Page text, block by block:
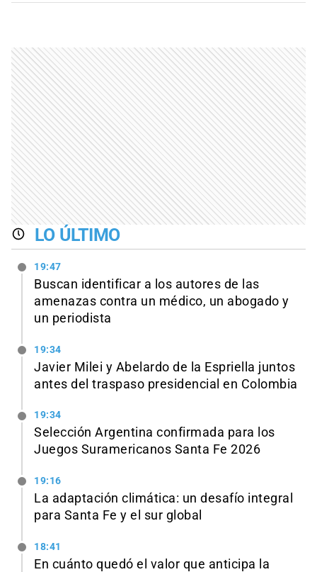
LO ÚLTIMO
19:47
Buscan identificar a los autores de las
amenazas contra un médico, un abogado y
un periodista
19:34
Javier Milei y Abelardo de la Espriella juntos
antes del traspaso presidencial en Colombia
19:34
Selección Argentina confirmada para los
Juegos Suramericanos Santa Fe 2026
19:16
La adaptación climática: un desafío integral
para Santa Fe y el sur global
18:41
En cuánto quedó el valor que anticipa la